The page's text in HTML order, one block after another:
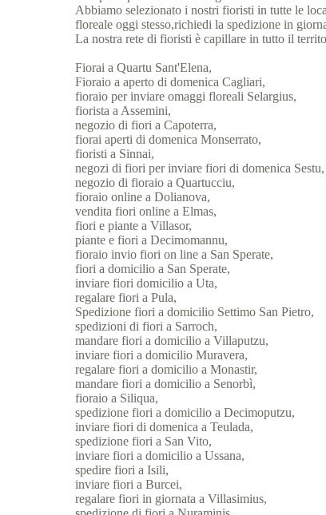
Abbiamo selezionato i nostri fioristi in tutte le
floreale oggi stesso,richiedi la spedizione in
La nostra rete di fioristi è capillare in tutto il
Fiorai a Quartu Sant'Elena,
Fioraio a aperto di domenica Cagliari,
fioraio per inviare omaggi floreali Selargius,
fiorista a Assemini,
negozio di fiori a Capoterra,
fiorai aperti di domenica Monserrato,
fioristi a Sinnai,
negozi di fiori per inviare fiori di domenica Sestu,
negozio di fioraio a Quartucciu,
fioraio online a Dolianova,
vendita fiori online a Elmas,
fiori e piante a Villasor,
piante e fiori a Decimomannu,
fioraio invio fiori on line a San Sperate,
fiori a domicilio a San Sperate,
inviare fiori domicilio a Uta,
regalare fiori a Pula,
Spedizione fiori a domicilio Settimo San Pietro,
spedizioni di fiori a Sarroch,
mandare fiori a domicilio a Villaputzu,
inviare fiori a domicilio Muravera,
regalare fiori a domicilio a Monastir,
mandare fiori a domicilio a Senorbì,
fioraio a Siliqua,
spedizione fiori a domicilio a Decimoputzu,
inviare fiori di domenica a Teulada,
spedizione fiori a San Vito,
inviare fiori a domicilio a Ussana,
spedire fiori a Isili,
inviare fiori a Burcei,
regalare fiori in giornata a Villasimius,